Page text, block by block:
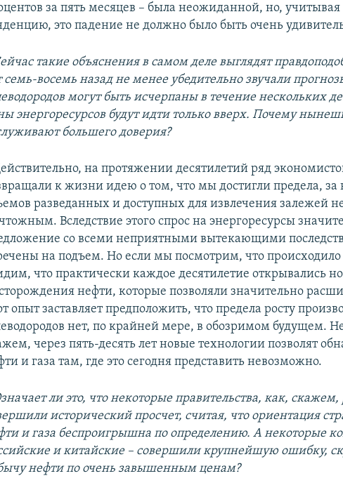
за пять месяцев – была неожиданной, но,
это падение не должно было быть очень
такие объяснения в самом деле выглядят
семь-восемь назад не менее убедительно звучали
могут быть исчерпаны в течение нескольких
энергоресурсов будут идти только вверх. Почему
большего доверия?
на протяжении десятилетий ряд
к жизни идею о том, что мы достигли предела, за
разведанных и доступных для извлечения залежей
Вследствие этого спрос на энергоресурсы
со всеми неприятными вытекающими
на подъем. Но если мы посмотрим, что происходило
что практически каждое десятилетие открывались
нефти, которые позволяли значительно
опыт заставляет предположить, что предела росту
нет, по крайней мере, в обозримом будущем.
через пять-десять лет новые технологии позволят
и газа там, где это сегодня представить невозможно.
ли это, что некоторые правительства, как, скажем,
исторический просчет, считая, что ориентация
и газа беспроигрышна по определению. А некоторые
и китайские – совершили крупнейшую ошибку,
нефти по очень завышенным ценам?